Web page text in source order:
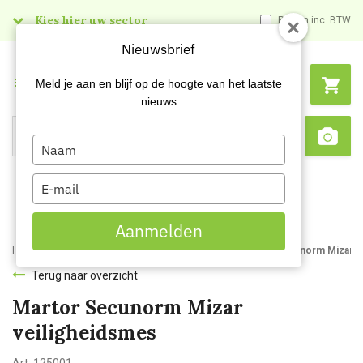
Kies hier uw sector Prijzen inc. BTW
Search
Menu
Home Webshop Veiligheidsartikelen Messen Martor Secunorm Mizar
Terug naar overzicht
Martor Secunorm Mizar
veiligheidsmes
Nieuwsbrief
Meld je aan en blijf op de hoogte van het laatste
nieuws
Type
your
name
Type
your
email
Aanmelden